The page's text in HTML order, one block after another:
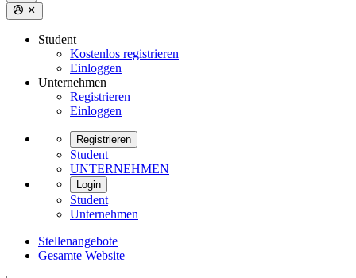
Student
Kostenlos registrieren
Einloggen
Unternehmen
Registrieren
Einloggen
Registrieren
Student
UNTERNEHMEN
Login
Student
Unternehmen
Stellenangebote
Gesamte Website